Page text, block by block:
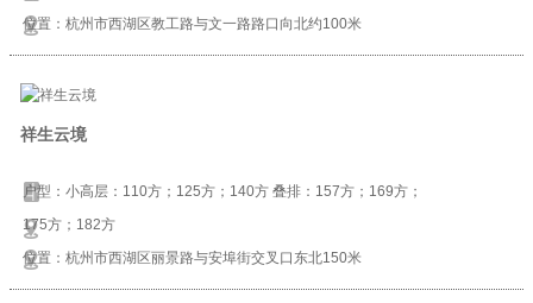
位置：杭州市西湖区教工路与文一路路口向北约100米
祥生云境
户型：小高层：110方；125方；140方 叠排：157方；169方；
175方；182方
位置：杭州市西湖区丽景路与安埠街交叉口东北150米